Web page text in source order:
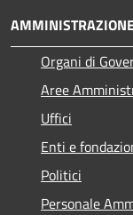
Organi di
Aree
Uffici
Enti e
Politici
Personale